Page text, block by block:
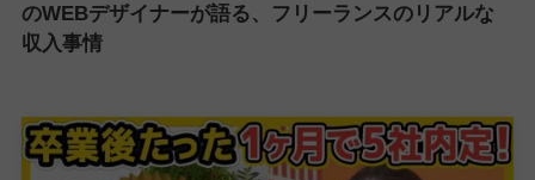
のWEBデザイナーが語る、フリーランスのリアルな
収入事情